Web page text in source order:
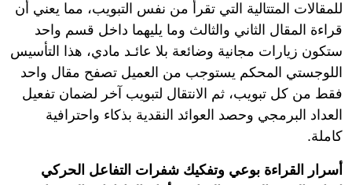
للمقالات المتتالية التي تقرأ من نفس التبويب، مما يعني أن
قراءة المقال الثاني والثالث وما يليهما داخل قسم واحد
ستكون زيارات مجانية وضائعة بلا عائـد مادي، هذا التأسيس
اللوجستي المحكم يستوجب من العميل تصفح مقال واحد
فقط من كل تبويب، ثم الانتقال لتبويب آخر لضمان تفعيل
العداد البرمجي وحصد العوائد النقدية بذكاء واحترافية
كاملة.
أسرار القراءة بوعي وتفكيك شفرات التفاعل الحركي